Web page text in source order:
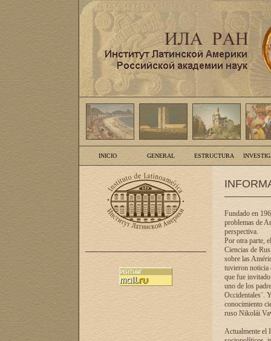
INICIO GENERAL ESTRUCTURA
Fundado en
problemas de
perspectiva.
Por otra parte,
Ciencias de
sobre las
tuvieron noticia
que fue
uno de los
Occidentales¨.
conocimiento
ruso Nikolái
Actualmente el